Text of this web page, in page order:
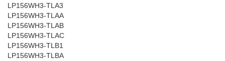
LP156WH3-TLA3
LP156WH3-TLAA
LP156WH3-TLAB
LP156WH3-TLAC
LP156WH3-TLB1
LP156WH3-TLBA